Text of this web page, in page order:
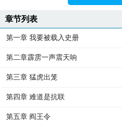
章节列表
第一章 我要被载入史册
第二章霹雳一声震天响
第三章 猛虎出笼
第四章 难道是抗联
第五章 阎王令